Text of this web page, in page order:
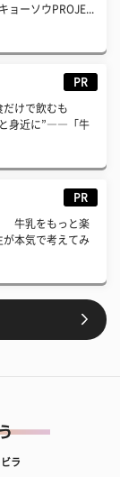
ーソウPROJE...
PR
だけで飲むも
身近に”――「牛
PR
牛乳をもっと楽
が本気で考えてみ
ラ